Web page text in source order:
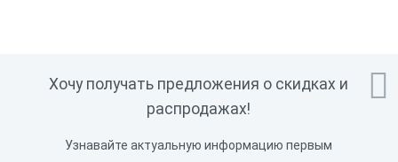

Хочу получать предложения о скидках и
распродажах!
Узнавайте актуальную информацию первым